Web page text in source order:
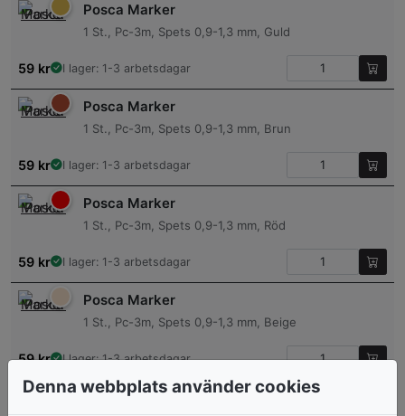
Posca Marker
1 St., Pc-3m, Spets 0,9-1,3 mm, Guld
59 kr I lager: 1-3 arbetsdagar
Posca Marker
1 St., Pc-3m, Spets 0,9-1,3 mm, Brun
59 kr I lager: 1-3 arbetsdagar
Posca Marker
1 St., Pc-3m, Spets 0,9-1,3 mm, Röd
59 kr I lager: 1-3 arbetsdagar
Posca Marker
1 St., Pc-3m, Spets 0,9-1,3 mm, Beige
59kr I lager: 1-3 arbetsdagar
Posca Marker
Denna webbplats använder cookies